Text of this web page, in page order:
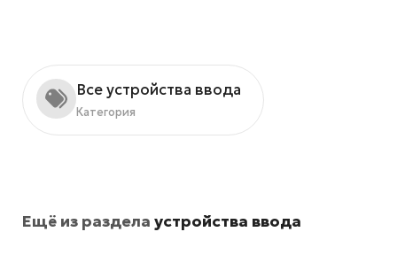
Все устройства ввода
Категория
Ещё из раздела устройства ввода